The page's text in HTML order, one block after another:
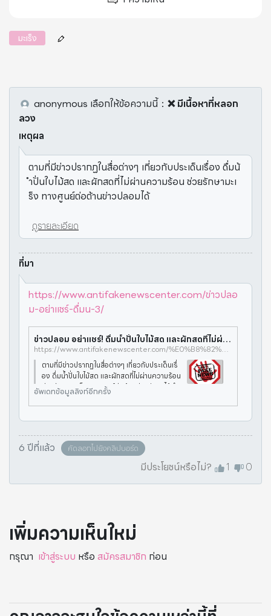
มะเร็ง
anonymous เลือกให้ข้อความนี้： ❌ มีเนื้อหาที่หลอก
ลวง
เหตุผล
ตามที่มีข่าวปรากฏในสื่อต่างๆ เกี่ยวกับประเด็นเรื่อง ดื่มน้
ำปั่นใบไม้สด และผักสดที่ไม่ผ่านความร้อน ช่วยรักษามะเ
ร็ง ทางศูนย์ต่อต้านข่าวปลอมได้
ดูรายละเอียด
ที่มา
https://www.antifakenewscenter.com/ข่าวปลอ
ม-อย่าแชร์-ดื่มน-3/
ข่าวปลอม อย่าแชร์! ดื่มน้ำปั่นใบไม้สด และผักสดที่ไม่ผ่านความร้อน ช่วยรักษามะเร็ง - ศูนย์ต่อต้านข่าวปลอม | Anti-Fake News Center Thailand
https://www.antifakenewscenter.com/%E0%B8%82%E0%B9%88%E0%B8%B2%E0%B8%A7%E0%B8%9B%E0%B8%A5%E0%B8%AD%E0%B8%A1-%E0%B8%AD%E0%B8%A2%E0%B9%88%E0%B8%B2%E0%B9%81%E0%B8%8A%E0%B8%A3%E0%B9%8C-%E0%B8%94%E0%B8%B7%E0%B9%88%E0%B8%A1%E0%B8%99-3/
ตามที่มีข่าวปรากฏในสื่อต่างๆ เกี่ยวกับประเด็นเรื่
อง ดื่มน้ำปั่นใบไม้สด และผักสดที่ไม่ผ่านความร้อน
ช่วยรักษามะเร็ง ทางศูนย์ต่อต้านข่าวปลอมได้ดำเ
นินการตรวจสอบข้อเท็จจริงกับ สถาบันมะเร็งแห่
งชาติ กรมการแพ
อัพเดทข้อมูลลิงก์อีกครั้ง
6 ปีที่แล้ว คัดลอกไปยังคลิปบอร์ด
มีประโยชน์หรือไม่? 1 0
เพิ่มความเห็นใหม่
กรุณา เข้าสู่ระบบ หรือ สมัครสมาชิก ก่อน